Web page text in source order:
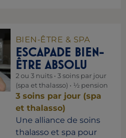
BIEN-ÊTRE & SPA
ESCAPADE BIEN-
ÊTRE ABSOLU
2 ou 3 nuits • 3 soins par jour
(spa et thalasso) • ½ pension
3 soins par jour (spa
et thalasso)
Une alliance de soins
thalasso et spa pour